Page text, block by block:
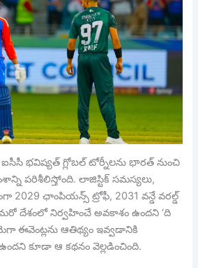
భవిష్యత్ గ్లోబల్ టోర్నీలను భారత్ నుంచి
పరిశీలిస్తోంది. లాజిస్టిక్ సమస్యలు,
2029 ఛాంపియన్స్ ట్రోఫీ, 2031 వన్డే వరల్డ్
దేశంలో నిర్వహించే అవకాశం ఉందని ‘ది
ఈవెంట్లను ఆతిథ్యం ఇవ్వడానికి
కూడా ఆ కథనం వెల్లడించింది.